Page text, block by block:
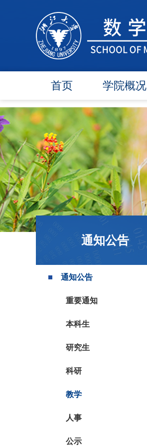
首页 学院概况
学院简介
学院领导
各委员会
办事指南
行政团队
通知公告
通知公告
重要通知
本科生
研究生
科研
教学
人事
公示